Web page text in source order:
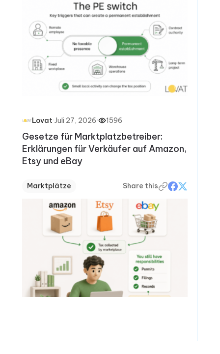
Lovat·Juli 27, 2026· 1596
Gesetze für Marktplatzbetreiber:
Erklärungen für Verkäufer auf Amazon,
Etsy und eBay
Marktplätze Share this